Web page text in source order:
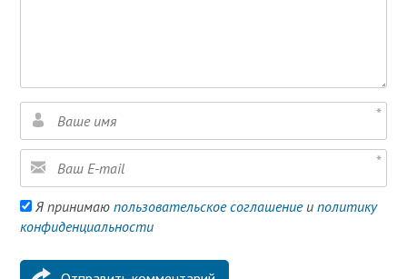
Я принимаюпользовательское соглашениеиполитику
конфиденциальности